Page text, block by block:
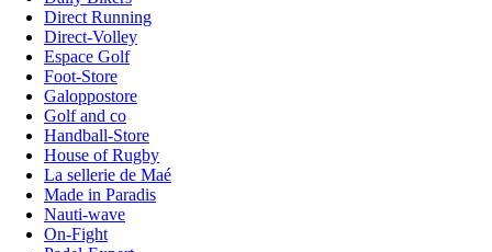
Direct Running
Direct-Volley
Espace Golf
Foot-Store
Galoppostore
Golf and co
Handball-Store
House of Rugby
La sellerie de Maé
Made in Paradis
Nauti-wave
On-Fight